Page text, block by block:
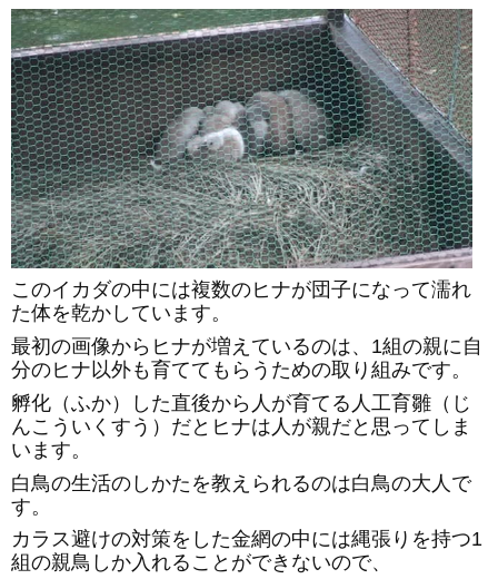
このイカダの中には複数のヒナが団子になって濡れ
た体を乾かしています。
最初の画像からヒナが増えているのは、1組の親に自
分のヒナ以外も育ててもらうための取り組みです。
孵化（ふか）した直後から人が育てる人工育雛（じ
んこういくすう）だとヒナは人が親だと思ってしま
います。
白鳥の生活のしかたを教えられるのは白鳥の大人で
す。
カラス避けの対策をした金網の中には縄張りを持つ1
組の親鳥しか入れることができないので、